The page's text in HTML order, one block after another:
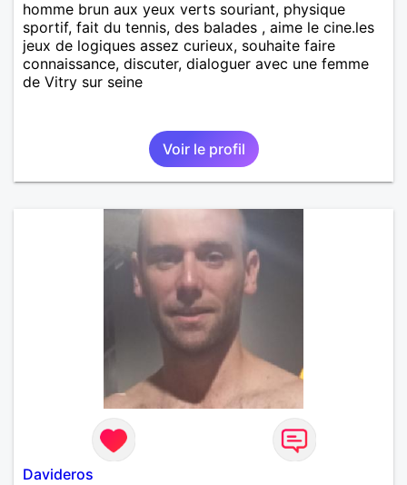
homme brun aux yeux verts souriant, physique
sportif, fait du tennis, des balades , aime le cine.les
jeux de logiques assez curieux, souhaite faire
connaissance, discuter, dialoguer avec une femme
de Vitry sur seine
Voir le profil
Davideros